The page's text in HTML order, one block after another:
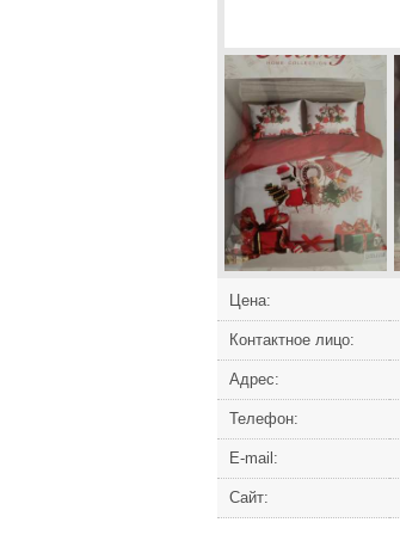
Цена:
Контактное лицо:
Адрес:
Телефон:
Е-mail:
Сайт: